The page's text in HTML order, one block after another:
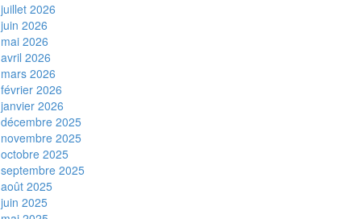
juillet 2026
juin 2026
mai 2026
avril 2026
mars 2026
février 2026
janvier 2026
décembre 2025
novembre 2025
octobre 2025
septembre 2025
août 2025
juin 2025